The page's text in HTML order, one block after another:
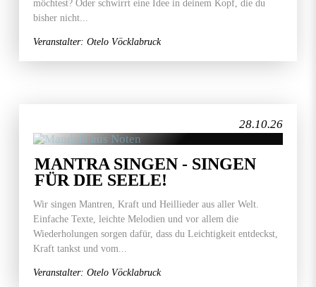
möchtest? Oder schwirrt eine Idee in deinem Kopf, die du
bisher nicht...
Veranstalter: Otelo Vöcklabruck
28.10.26
MANTRA SINGEN - SINGEN
FÜR DIE SEELE!
Wir singen Mantren, Kraft und Heillieder aus aller Welt.
Einfache Texte, leichte Melodien und vor allem die
Wiederholungen sorgen dafür, dass du Leichtigkeit entdeckst,
Kraft tankst und vom...
Veranstalter: Otelo Vöcklabruck